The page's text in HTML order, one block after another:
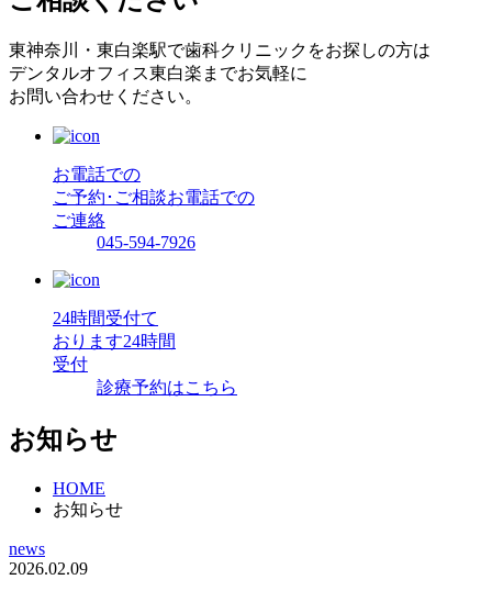
東神奈川・東白楽駅で歯科クリニックをお探しの方は
デンタルオフィス東白楽までお気軽に
お問い合わせください。
お電話での
ご予約･ご相談お電話での
ご連絡
045-594-7926
24時間受付て
おります24時間
受付
診療予約はこちら
お知らせ
HOME
お知らせ
news
2026.02.09